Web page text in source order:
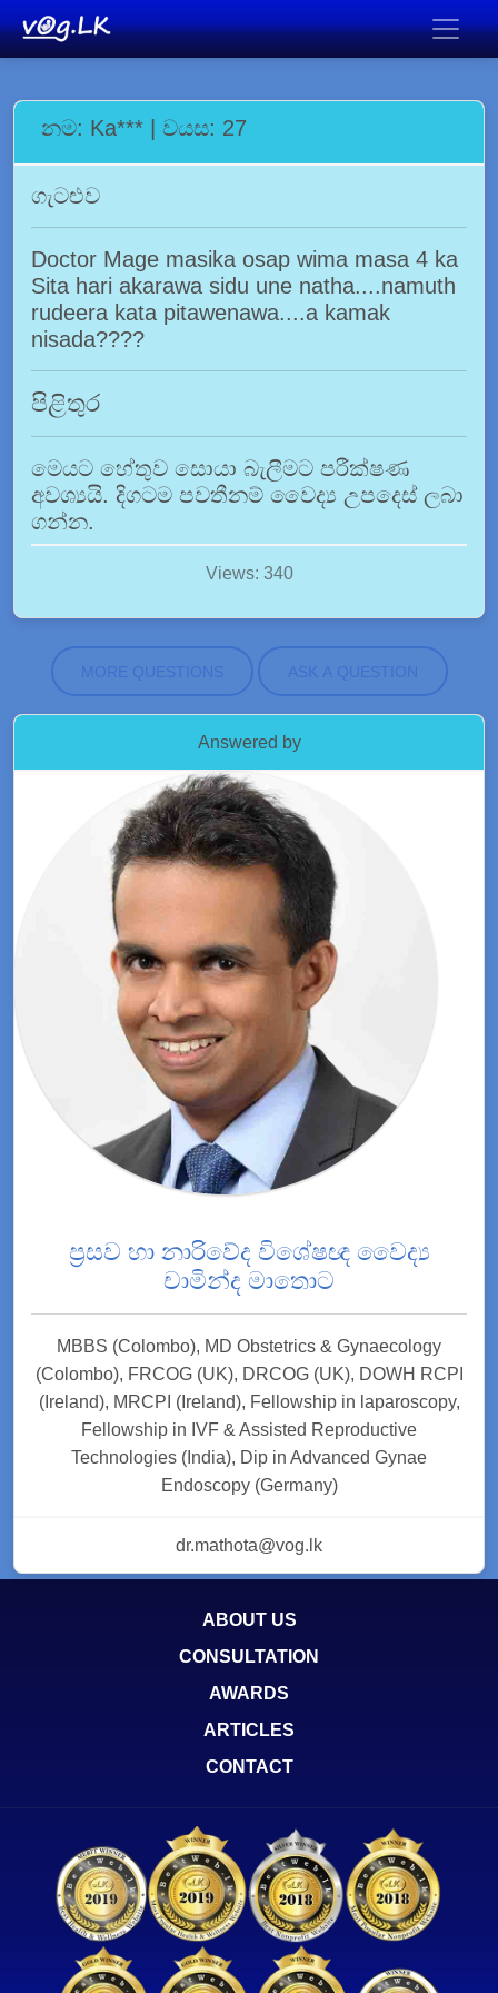
නම: Ka*** | වයස: 27
ගැටළුව
Doctor Mage masika osap wima masa 4 ka
Sita hari akarawa sidu une natha....namuth
rudeera kata pitawenawa....a kamak
nisada????
පිළිතුර
මෙයට හේතුව සොයා බැලීමට පරීක්ෂණ
අවශ්‍යයි. දිගටම පවතීනම් වෛද්‍ය උපදෙස් ලබා
ගන්න.
Views: 340
MORE QUESTIONS ASK A QUESTION
Answered by
ප්‍රසව හා නාරිවේද විශේෂඥ වෛද්‍ය
චාමින්ද මාතොට
MBBS (Colombo), MD Obstetrics & Gynaecology
(Colombo), FRCOG (UK), DRCOG (UK), DOWH RCPI
(Ireland), MRCPI (Ireland), Fellowship in laparoscopy,
Fellowship in IVF & Assisted Reproductive
Technologies (India), Dip in Advanced Gynae
Endoscopy (Germany)
dr.mathota@vog.lk
ABOUT US
CONSULTATION
AWARDS
ARTICLES
CONTACT